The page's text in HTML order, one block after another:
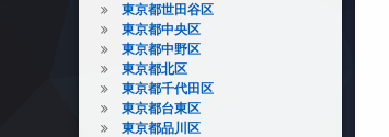
東京都世田谷区
東京都中央区
東京都中野区
東京都北区
東京都千代田区
東京都台東区
東京都品川区